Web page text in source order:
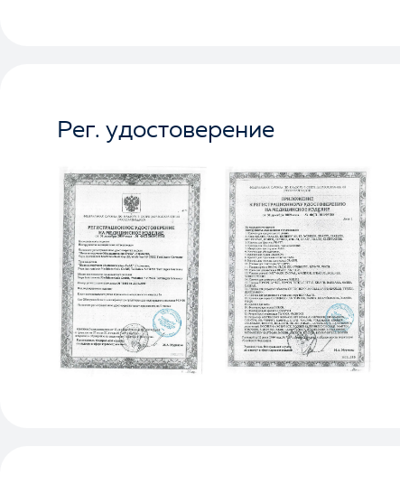
Рег. удостоверение